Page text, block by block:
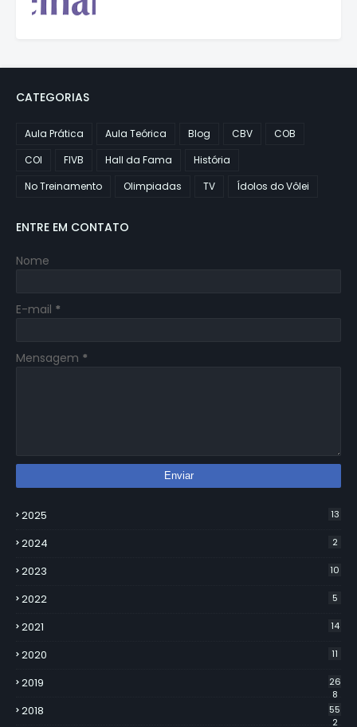
CATEGORIAS
Aula Prática Aula Teórica Blog CBV
COB
COI
FIVB Hall da Fama
História
No Treinamento
Olimpiadas TV Ídolos do Vôlei
ENTRE EM CONTATO
Nome
E-mail *
Mensagem *
2025 13
2024 2
2023 10
2022 5
2021 14
2020 11
2019
26
8
2018
55
2